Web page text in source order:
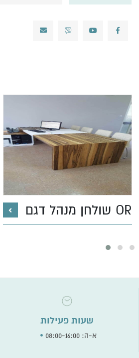
שולחן מנהל דגם OR
שעות פעילות
א-ה: 08:00-16:00 •